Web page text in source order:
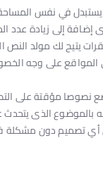
في نفس
إلى زيادة عدد
يتيح لك مولد
على وجه
مؤقتة على
بالموضوع الذى
أي تصميم دون مشكلة